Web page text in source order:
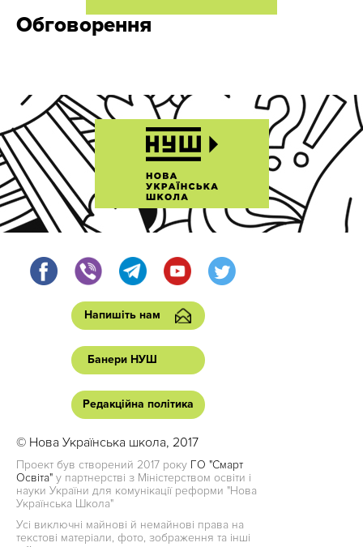
Обговорення
Напишіть нам
Банери НУШ
Редакційна політика
© Нова Українська школа, 2017
Проект був створений 2017 року ГО "Смарт
Освіта" у партнерстві з Міністерством освіти і
науки України для комунікації реформи "Нова
Українська Школа"
Усі виключні майнові й немайнові права на
текстові матеріали, фото, зображення та інші